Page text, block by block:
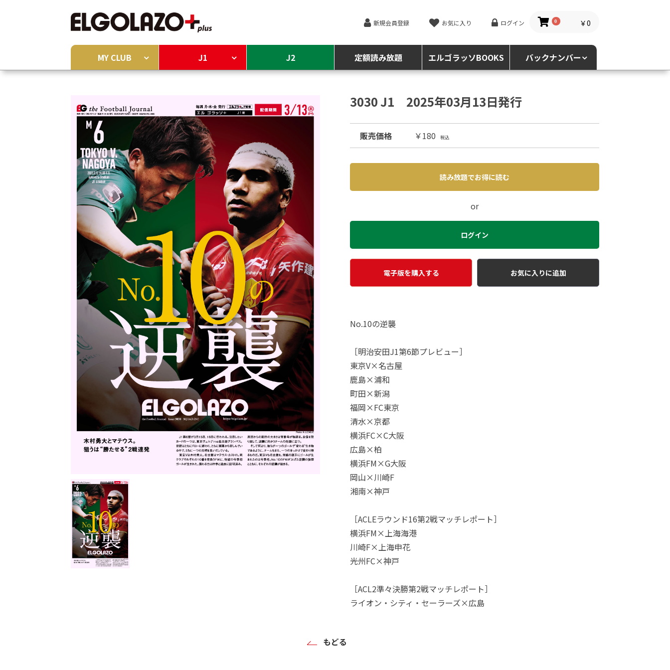
新規会員登録 お気に入り ログイン 0 ￥0
MY CLUB J1 J2 定額読み放題 エルゴラッソBOOKS バックナンバー
3030 J1 2025年03月13日発行
販売価格 ￥180 税込
読み放題でお得に読む
or
ログイン
電子版を購入する お気に入りに追加
No.10の逆襲
［明治安田J1第6節プレビュー］
東京V×名古屋
鹿島×浦和
町田×新潟
福岡×FC東京
清水×京都
横浜FC×C大阪
広島×柏
横浜FM×G大阪
岡山×川崎F
湘南×神戸
［ACLEラウンド16第2戦マッチレポート］
横浜FM×上海海港
川崎F×上海申花
光州FC×神戸
［ACL2準々決勝第2戦マッチレポート］
ライオン・シティ・セーラーズ×広島
もどる